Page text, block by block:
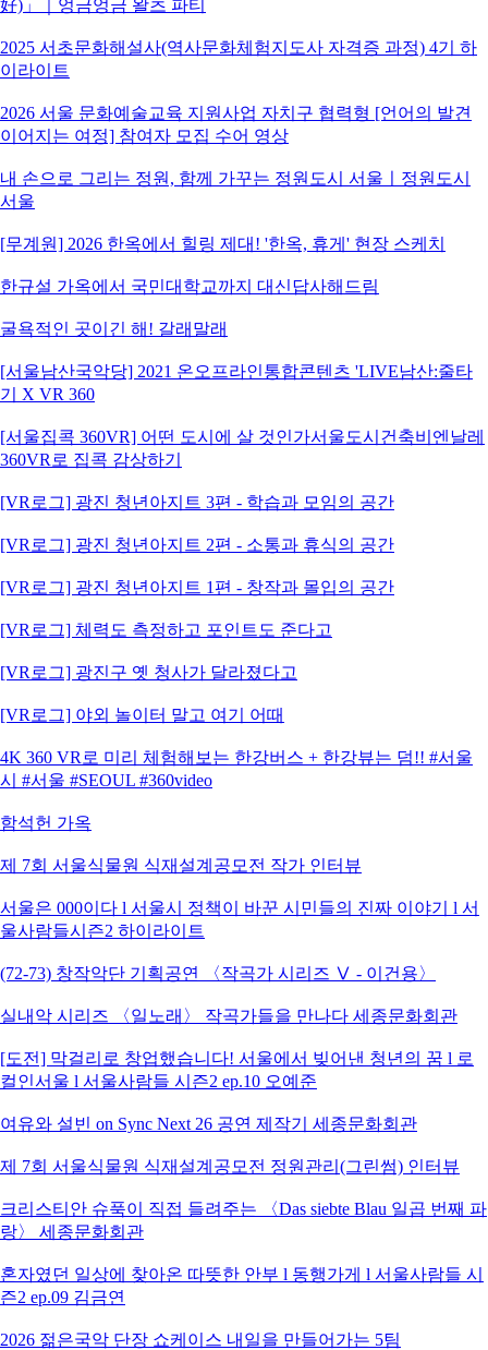
好)」｜엉금엉금 왈츠 파티
2025 서초문화해설사(역사문화체험지도사 자격증 과정) 4기 하
이라이트
2026 서울 문화예술교육 지원사업 자치구 협력형 [언어의 발견
이어지는 여정] 참여자 모집 수어 영상
내 손으로 그리는 정원, 함께 가꾸는 정원도시 서울ㅣ정원도시
서울
[무계원] 2026 한옥에서 힐링 제대! '한옥, 휴게' 현장 스케치
한규설 가옥에서 국민대학교까지 대신답사해드림
굴욕적인 곳이긴 해! 갈래말래
[서울남산국악당] 2021 온오프라인통합콘텐츠 'LIVE남산:줄타
기 X VR 360
[서울집콕 360VR] 어떤 도시에 살 것인가서울도시건축비엔날레
360VR로 집콕 감상하기
[VR로그] 광진 청년아지트 3편 - 학습과 모임의 공간
[VR로그] 광진 청년아지트 2편 - 소통과 휴식의 공간
[VR로그] 광진 청년아지트 1편 - 창작과 몰입의 공간
[VR로그] 체력도 측정하고 포인트도 준다고
[VR로그] 광진구 옛 청사가 달라졌다고
[VR로그] 야외 놀이터 말고 여기 어때
4K 360 VR로 미리 체험해보는 한강버스 + 한강뷰는 덤!! #서울
시 #서울 #SEOUL #360video
함석헌 가옥
제 7회 서울식물원 식재설계공모전 작가 인터뷰
서울은 000이다 l 서울시 정책이 바꾼 시민들의 진짜 이야기 l 서
울사람들시즌2 하이라이트
(72-73) 창작악단 기획공연 〈작곡가 시리즈 Ⅴ - 이건용〉
실내악 시리즈 〈일노래〉 작곡가들을 만나다 세종문화회관
[도전] 막걸리로 창업했습니다! 서울에서 빚어낸 청년의 꿈 l 로
컬인서울 l 서울사람들 시즌2 ep.10 오예준
여유와 설빈 on Sync Next 26 공연 제작기 세종문화회관
제 7회 서울식물원 식재설계공모전 정원관리(그린썸) 인터뷰
크리스티안 슈푹이 직접 들려주는 〈Das siebte Blau 일곱 번째 파
랑〉 세종문화회관
혼자였던 일상에 찾아온 따뜻한 안부 l 동행가게 l 서울사람들 시
즌2 ep.09 김금연
2026 젊은국악 단장 쇼케이스 내일을 만들어가는 5팀